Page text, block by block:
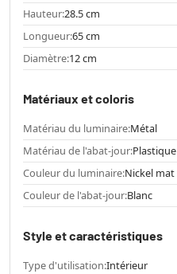
Hauteur:28.5 cm
Longueur:65 cm
Diamètre:12 cm
Matériaux et coloris
Matériau du luminaire:Métal
Matériau de l'abat-jour:Plastique
Couleur du luminaire:Nickel mat
Couleur de l'abat-jour:Blanc
Style et caractéristiques
Type d'utilisation:Intérieur